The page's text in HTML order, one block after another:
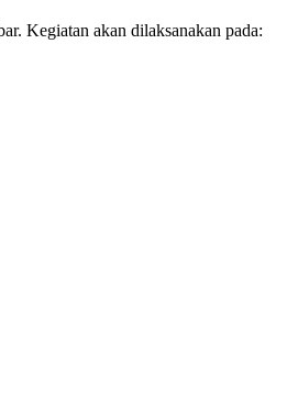
Kegiatan akan dilaksanakan pada: